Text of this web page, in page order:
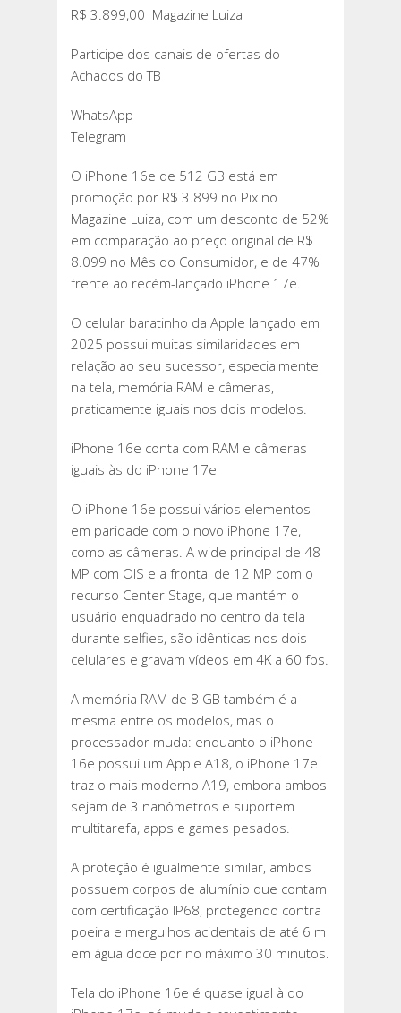
R$ 3.899,00 Magazine Luiza
Participe dos canais de ofertas do
Achados do TB
WhatsApp
Telegram
O iPhone 16e de 512 GB está em
promoção por R$ 3.899 no Pix no
Magazine Luiza, com um desconto de 52%
em comparação ao preço original de R$
8.099 no Mês do Consumidor, e de 47%
frente ao recém-lançado iPhone 17e.
O celular baratinho da Apple lançado em
2025 possui muitas similaridades em
relação ao seu sucessor, especialmente
na tela, memória RAM e câmeras,
praticamente iguais nos dois modelos.
iPhone 16e conta com RAM e câmeras
iguais às do iPhone 17e
O iPhone 16e possui vários elementos
em paridade com o novo iPhone 17e,
como as câmeras. A wide principal de 48
MP com OIS e a frontal de 12 MP com o
recurso Center Stage, que mantém o
usuário enquadrado no centro da tela
durante selfies, são idênticas nos dois
celulares e gravam vídeos em 4K a 60 fps.
A memória RAM de 8 GB também é a
mesma entre os modelos, mas o
processador muda: enquanto o iPhone
16e possui um Apple A18, o iPhone 17e
traz o mais moderno A19, embora ambos
sejam de 3 nanômetros e suportem
multitarefa, apps e games pesados.
A proteção é igualmente similar, ambos
possuem corpos de alumínio que contam
com certificação IP68, protegendo contra
poeira e mergulhos acidentais de até 6 m
em água doce por no máximo 30 minutos.
Tela do iPhone 16e é quase igual à do